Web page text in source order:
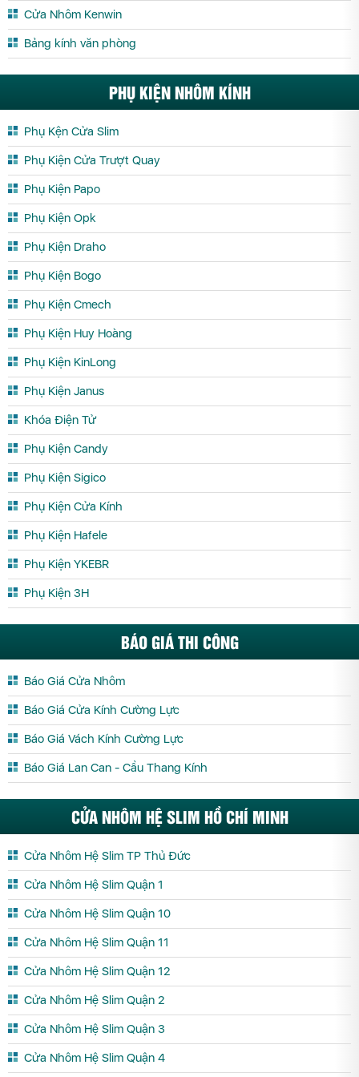
Cửa Nhôm Kenwin
Bảng kính văn phòng
PHỤ KIỆN NHÔM KÍNH
Phụ Kện Cửa Slim
Phụ Kiện Cửa Trượt Quay
Phụ Kiện Papo
Phụ Kiện Opk
Phụ Kiện Draho
Phụ Kiện Bogo
Phụ Kiện Cmech
Phụ Kiện Huy Hoàng
Phụ Kiện KinLong
Phụ Kiện Janus
Khóa Điện Tử
Phụ Kiện Candy
Phụ Kiện Sigico
Phụ Kiện Cửa Kính
Phụ Kiện Hafele
Phụ Kiện YKEBR
Phụ Kiện 3H
BÁO GIÁ THI CÔNG
Báo Giá Cửa Nhôm
Báo Giá Cửa Kính Cường Lực
Báo Giá Vách Kính Cường Lực
Báo Giá Lan Can - Cầu Thang Kính
CỬA NHÔM HỆ SLIM HỒ CHÍ MINH
Cửa Nhôm Hệ Slim TP Thủ Đức
Cửa Nhôm Hệ Slim Quận 1
Cửa Nhôm Hệ Slim Quận 10
Cửa Nhôm Hệ Slim Quận 11
Cửa Nhôm Hệ Slim Quận 12
Cửa Nhôm Hệ Slim Quận 2
Cửa Nhôm Hệ Slim Quận 3
Cửa Nhôm Hệ Slim Quận 4